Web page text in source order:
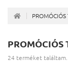
PROMÓCIÓS
24 terméket találtam.